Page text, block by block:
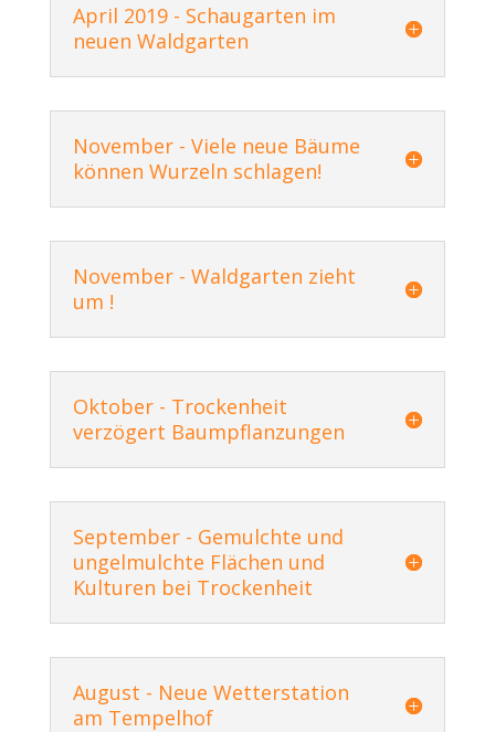
April 2019 - Schaugarten im
neuen Waldgarten
November - Viele neue Bäume
können Wurzeln schlagen!
November - Waldgarten zieht
um !
Oktober - Trockenheit
verzögert Baumpflanzungen
September - Gemulchte und
ungelmulchte Flächen und
Kulturen bei Trockenheit
August - Neue Wetterstation
am Tempelhof